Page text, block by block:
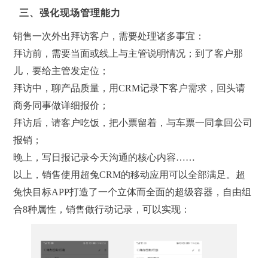
三、强化现场管理能力
销售一次外出拜访客户，需要处理诸多事宜：
拜访前，需要当面或线上与主管说明情况；到了客户那
儿，要给主管发定位；
拜访中，聊产品质量，用CRM记录下客户需求，回头请
商务同事做详细报价；
拜访后，请客户吃饭，把小票留着，与车票一同拿回公司
报销；
晚上，写日报记录今天沟通的核心内容……
以上，销售使用超兔CRM的移动应用可以全部满足。超
兔快目标APP打造了一个立体而全面的超级容器，自由组
合8种属性，销售做行动记录，可以实现：